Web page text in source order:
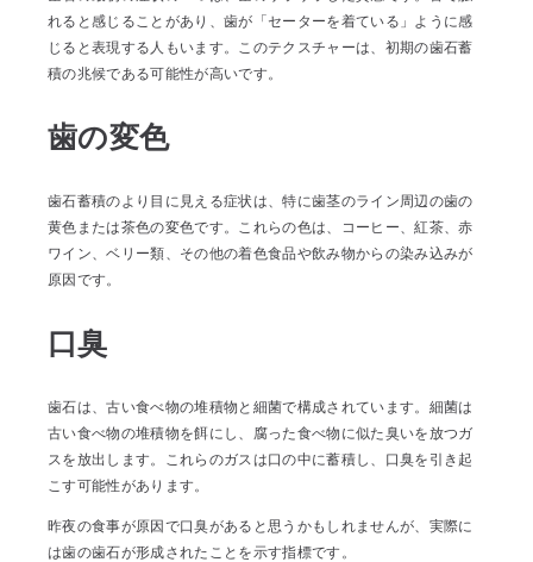
れると感じることがあり、歯が「セーターを着ている」ように感
じると表現する人もいます。このテクスチャーは、初期の歯石蓄
積の兆候である可能性が高いです。
歯の変色
歯石蓄積のより目に見える症状は、特に歯茎のライン周辺の歯の
黄色または茶色の変色です。これらの色は、コーヒー、紅茶、赤
ワイン、ベリー類、その他の着色食品や飲み物からの染み込みが
原因です。
口臭
歯石は、古い食べ物の堆積物と細菌で構成されています。細菌は
古い食べ物の堆積物を餌にし、腐った食べ物に似た臭いを放つガ
スを放出します。これらのガスは口の中に蓄積し、口臭を引き起
こす可能性があります。
昨夜の食事が原因で口臭があると思うかもしれませんが、実際に
は歯の歯石が形成されたことを示す指標です。